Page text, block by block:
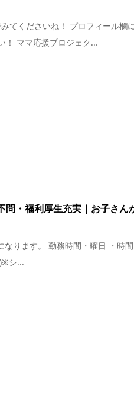
てくださいね！ プロフィール欄
！ ママ応援プロジェク...
問・福利厚生充実｜お子さん
なります。 勤務時間・曜日 ・時
シ...